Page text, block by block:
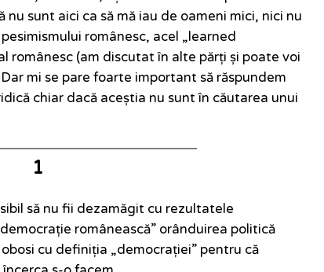
sunt aici ca să mă iau de oameni mici, nici nu
românesc, acel „learned
românesc (am discutat în alte părți și poate voi
mi se pare foarte important să răspundem
chiar dacă aceștia nu sunt în căutarea unui
1
să nu fii dezamăgit cu rezultatele
românească” orânduirea politică
cu definiția „democrației” pentru că